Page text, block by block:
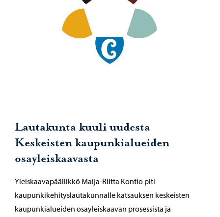
Lautakunta kuuli uudesta
Keskeisten kaupunkialueiden
osayleiskaavasta
Yleiskaavapäällikkö Maija-Riitta Kontio piti
kaupunkikehityslautakunnalle katsauksen keskeisten
kaupunkialueiden osayleiskaavan prosessista ja